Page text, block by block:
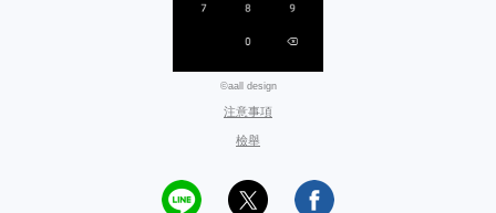
©aall design
注意事項
檢舉